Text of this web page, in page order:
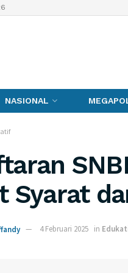
NASIONAL
Syarat
4 Februari 2025 in